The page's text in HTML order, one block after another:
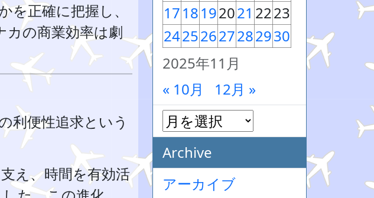
を正確に把握し、
カの商業効率は劇
利便性追求という
え、時間を有効活
2025年11月
1718192021 2223
24252627282930
« 10月 12月 »
Archive
アーカイブ